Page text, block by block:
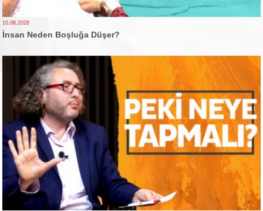
10.08.2026
İnsan Neden Boşluğa Düşer?